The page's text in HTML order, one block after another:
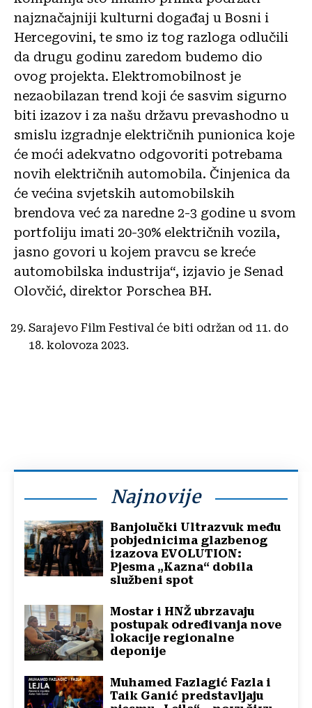
najznačajniji kulturni događaj u Bosni i
Hercegovini, te smo iz tog razloga odlučili
da drugu godinu zaredom budemo dio
ovog projekta. Elektromobilnost je
nezaobilazan trend koji će sasvim sigurno
biti izazov i za našu državu prevashodno u
smislu izgradnje električnih punionica koje
će moći adekvatno odgovoriti potrebama
novih električnih automobila. Činjenica da
će većina svjetskih automobilskih
brendova već za naredne 2-3 godine u svom
portfoliju imati 20-30% električnih vozila,
jasno govori u kojem pravcu se kreće
automobilska industrija“, izjavio je Senad
Olovčić, direktor Porschea BH.
Sarajevo Film Festival će biti održan od 11. do
18. kolovoza 2023.
Najnovije
Banjolučki Ultrazvuk među
pobjednicima glazbenog
izazova EVOLUTION:
Pjesma „Kazna“ dobila
službeni spot
Mostar i HNŽ ubrzavaju
postupak određivanja nove
lokacije regionalne
deponije
Muhamed Fazlagić Fazla i
Taik Ganić predstavljaju